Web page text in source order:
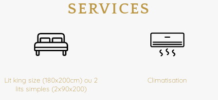
SERVICES
Lit king size (180x200cm) ou 2
lits simples (2x90x200)
Climatisation